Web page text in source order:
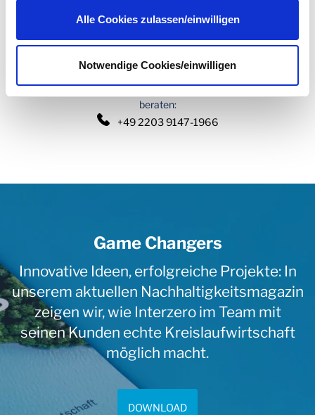
Datenschutzerklärung.
Alle Cookies zulassen/einwilligen
Notwendige Cookies/einwilligen
Ulrich Kückelmann
Sales & Business Development, Interzero
Kontaktieren Sie uns per Telefon und lassen Sie sich
beraten:
+49 2203 9147-1966
Game Changers
Innovative Ideen, erfolgreiche Projekte: In
unserem aktuellen Nachhaltigkeitsmagazin
zeigen wir, wie Interzero im Team mit
seinen Kunden echte Kreislaufwirtschaft
möglich macht.
DOWNLOAD